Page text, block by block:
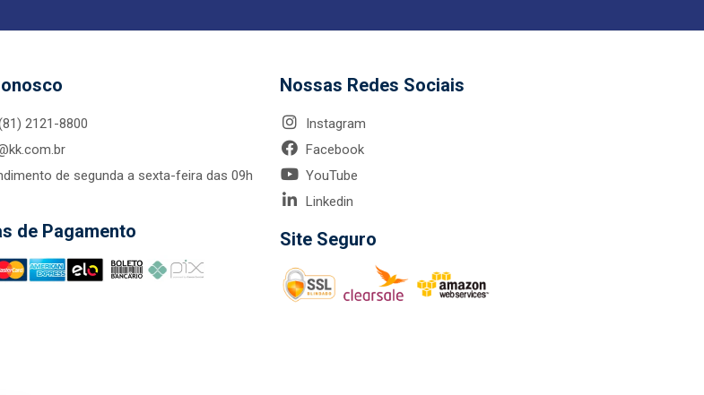
2121-8800
de segunda a sexta-feira das 09h
de Pagamento
Nossas Redes Sociais
Instagram
Facebook
YouTube
Linkedin
Site Seguro